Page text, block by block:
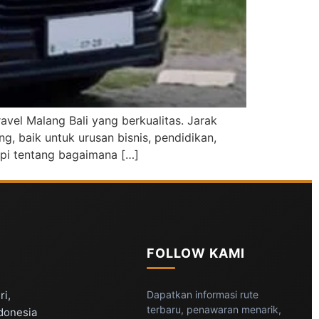
Malang Bali yang berkualitas. Jarak
baik untuk urusan bisnis, pendidikan,
tentang bagaimana […]
FOLLOW KAMI
Dapatkan informasi rute
terbaru, penawaran menarik,